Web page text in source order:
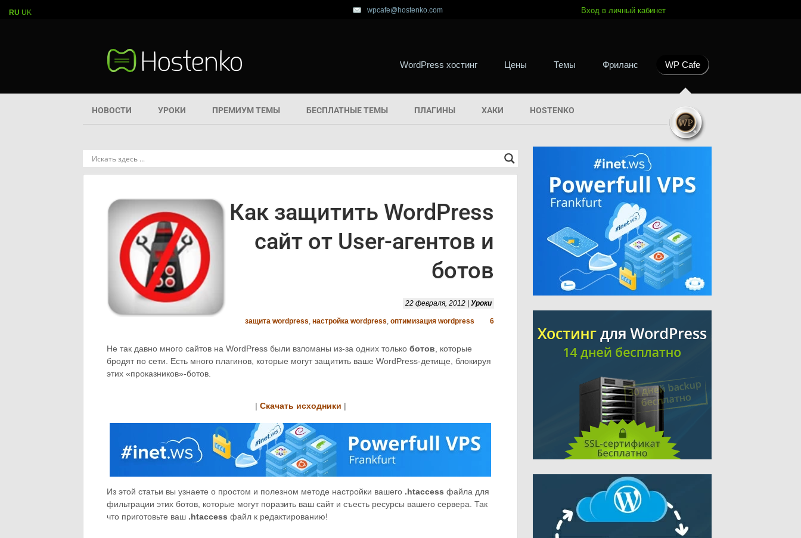
wpcafe@hostenko.com Вход в личный кабинет
WordPress хостинг Цены Темы Фриланс WP Cafe
НОВОСТИ УРОКИ ПРЕМИУМ ТЕМЫ БЕСПЛАТНЫЕ ТЕМЫ ПЛАГИНЫ ХАКИ HOSTENKO
Как защитить WordPress
сайт от User-агентов и
ботов
22 февраля, 2012 | Уроки
защита wordpress, настройка wordpress, оптимизация wordpress 6
Не так давно много сайтов на WordPress были взломаны из-за одних только ботов , которые
бродят по сети. Есть много плагинов, которые могут защитить ваше WordPress-детище, блокируя
этих «проказников»-ботов.
| Скачать исходники |
Из этой статьи вы узнаете о простом и полезном методе настройки вашего .htaccess файла для
фильтрации этих ботов, которые могут поразить ваш сайт и съесть ресурсы вашего сервера. Так
что приготовьте ваш .htaccess файл к редактированию!
RU UK